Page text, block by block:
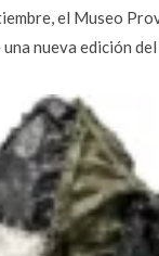
el Museo
nueva edición